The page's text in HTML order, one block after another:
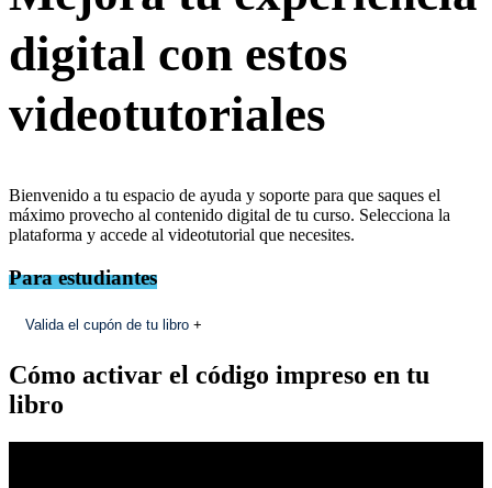
digital con estos
videotutoriales
Bienvenido a tu espacio de ayuda y soporte para que saques el
máximo provecho al contenido digital de tu curso. Selecciona la
plataforma y accede al videotutorial que necesites.
Para estudiantes
Valida el cupón de tu libro +
Cómo activar el código impreso en tu
libro